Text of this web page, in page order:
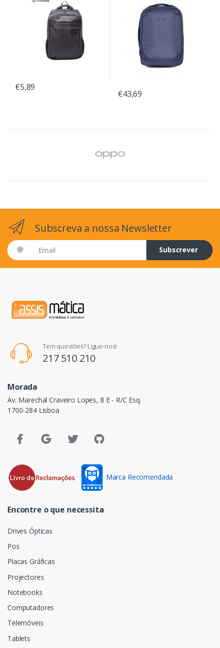
€5,89
€43,69
Subscreva a nossa Newsletter
Email address
Subscrever
Tem questões? Ligue-nos!
217 510 210
Morada
Av. Marechal Craveiro Lopes, 8 E - R/C Esq.
1700-284 Lisboa
Marca Recomendada
Encontre o que necessita
Drives Ópticas
Pos
Placas Gráficas
Projectores
Notebooks
Computadores
Telemóveis
Tablets